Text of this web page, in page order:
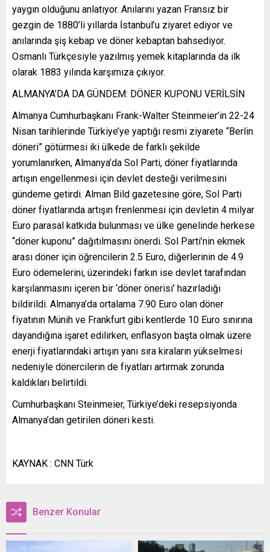
yaygın olduğunu anlatıyor. Anılarını yazan Fransız bir
gezgin de 1880’li yıllarda İstanbul’u ziyaret ediyor ve
anılarında şiş kebap ve döner kebaptan bahsediyor.
Osmanlı Türkçesiyle yazılmış yemek kitaplarında da ilk
olarak 1883 yılında karşımıza çıkıyor.
ALMANYA’DA DA GÜNDEM: DÖNER KUPONU VERİLSİN
Almanya Cumhurbaşkanı Frank-Walter Steinmeier’in 22-24
Nisan tarihlerinde Türkiye’ye yaptığı resmi ziyarete “Berlin
döneri” götürmesi iki ülkede de farklı şekilde
yorumlanırken, Almanya’da Sol Parti, döner fiyatlarında
artışın engellenmesi için devlet desteği verilmesini
gündeme getirdi. Alman Bild gazetesine göre, Sol Parti
döner fiyatlarında artışın frenlenmesi için devletin 4 milyar
Euro parasal katkıda bulunması ve ülke genelinde herkese
“döner kuponu” dağıtılmasını önerdi. Sol Parti’nin ekmek
arası döner için öğrencilerin 2.5 Euro, diğerlerinin de 4.9
Euro ödemelerini, üzerindeki farkın ise devlet tarafından
karşılanmasını içeren bir ‘döner önerisi’ hazırladığı
bildirildi. Almanya’da ortalama 7.90 Euro olan döner
fiyatının Münih ve Frankfurt gibi kentlerde 10 Euro sınırına
dayandığına işaret edilirken, enflasyon başta olmak üzere
enerji fiyatlarındaki artışın yanı sıra kiraların yükselmesi
nedeniyle dönercilerin de fiyatları artırmak zorunda
kaldıkları belirtildi.
Cumhurbaşkanı Steinmeier, Türkiye’deki resepsiyonda
Almanya’dan getirilen döneri kesti.
KAYNAK : CNN Türk
Benzer Konular